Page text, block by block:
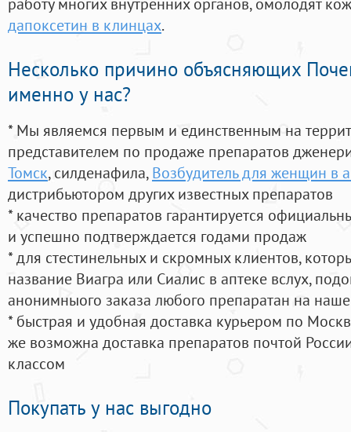
дапоксетин в клинцах.
Несколько причино объясняющих
именно у нас?
* Мы являемся первым и единственным на
представителем по продаже препаратов
Томск, силденафила, Возбудитель для женщин в
дистрибьютором других известных препаратов
* качество препаратов гарантируется
и успешно подтверждается годами продаж
* для стестинельных и скромных клиентов,
название Виагра или Сиалис в аптеке вслух,
анонимныого заказа любого препаратан на
* быстрая и удобная доставка курьером по
же возможна доставка препаратов почтой
классом
Покупать у нас выгодно